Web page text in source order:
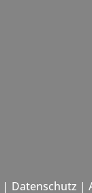
| Datenschutz |